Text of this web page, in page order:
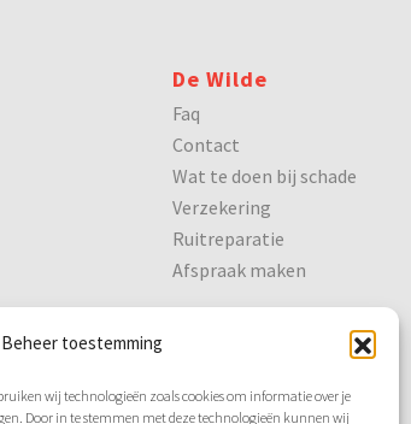
Beheer toestemming
wij technologieën zoals cookies om informatie over je
Door in te stemmen met deze technologieën kunnen wij
De Wilde
Faq
Contact
Wat te doen bij schade
Verzekering
Ruitreparatie
Afspraak maken